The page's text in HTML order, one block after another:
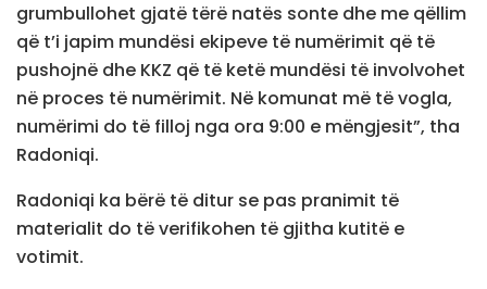
grumbullohet gjatë tërë natës sonte dhe me qëllim
që t’i japim mundësi ekipeve të numërimit që të
pushojnë dhe KKZ që të ketë mundësi të involvohet
në proces të numërimit. Në komunat më të vogla,
numërimi do të filloj nga ora 9:00 e mëngjesit”, tha
Radoniqi.
Radoniqi ka bërë të ditur se pas pranimit të
materialit do të verifikohen të gjitha kutitë e
votimit.